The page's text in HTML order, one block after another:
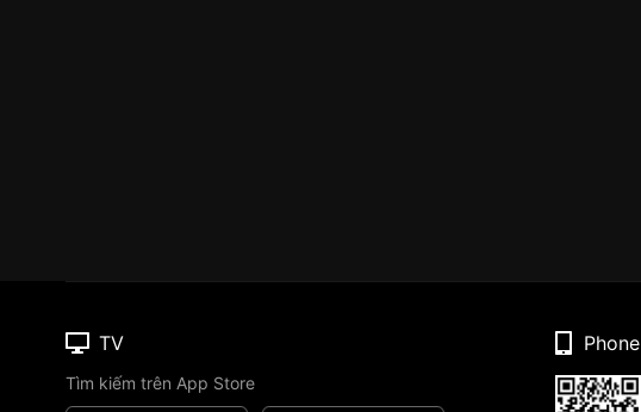
TV
Tìm kiếm trên App Store
Phone